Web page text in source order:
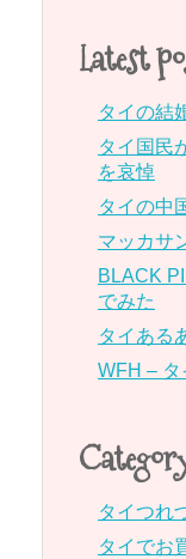
Latest
タイの結
タイ国民
を哀悼
タイの中
マッカサ
BLACK
でみた
タイある
WFH – タ
タイつれ
タイでお